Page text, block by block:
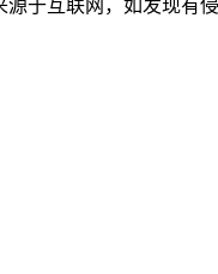
源于互联网，如发现有